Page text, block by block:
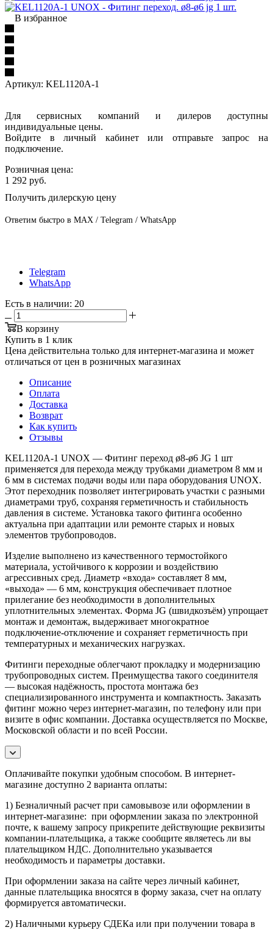
В избранное
Артикул: KEL1120A-1
Для сервисных компаний и дилеров доступны
индивидуальные цены.
Войдите в личный кабинет или отправьте запрос на
подключение.
Розничная цена:
1 292 руб.
Получить дилерскую цену
Ответим быстро в MAX / Telegram / WhatsApp
Telegram
WhatsApp
Есть в наличии: 20
В корзину
Купить в 1 клик
Цена действительна только для интернет-магазина и может
отличаться от цен в розничных магазинах
Описание
Оплата
Доставка
Возврат
Как купить
Отзывы
KEL1120A-1 UNOX — Фитинг переход ø8-ø6 JG 1 шт
применяется для перехода между трубками диаметром 8 мм и
6 мм в системах подачи воды или пара оборудования UNOX.
Этот переходник позволяет интегрировать участки с разными
диаметрами труб, сохраняя герметичность и стабильность
давления в системе. Установка такого фитинга особенно
актуальна при адаптации или ремонте старых и новых
элементов трубопроводов.
Изделие выполнено из качественного термостойкого
материала, устойчивого к коррозии и воздействию
агрессивных сред. Диаметр «входа» составляет 8 мм,
«выхода» — 6 мм, конструкция обеспечивает плотное
прилегание без необходимости в дополнительных
уплотнительных элементах. Форма JG (швидкозъём) упрощает
монтаж и демонтаж, выдерживает многократное
подключение-отключение и сохраняет герметичность при
температурных и механических нагрузках.
Фитинги переходные облегчают прокладку и модернизацию
трубопроводных систем. Преимущества такого соединителя
— высокая надёжность, простота монтажа без
специализированного инструмента и компактность. Заказать
фитинг можно через интернет-магазин, по телефону или при
визите в офис компании. Доставка осуществляется по Москве,
Московской области и по всей России.
Оплачивайте покупки удобным способом. В интернет-
магазине доступно 2 варианта оплаты:
1) Безналичный расчет при самовывозе или оформлении в
интернет-магазине: при оформлении заказа по электронной
почте, к вашему запросу прикрепите действующие реквизиты
компании-плательщика, а также сообщите являетесь ли вы
плательщиком НДС. Дополнительно указывается
необходимость и параметры доставки.
При оформлении заказа на сайте через личный кабинет,
данные плательщика вносятся в форму заказа, счет на оплату
формируется автоматически.
2) Наличными курьеру СДЕКа или при получении товара в